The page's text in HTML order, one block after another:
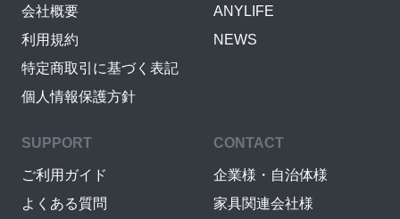
会社概要
利用規約
特定商取引に基づく表記
個人情報保護方針
ANYLIFE
NEWS
SUPPORT
ご利用ガイド
よくある質問
CONTACT
企業様・自治体様
家具関連会社様